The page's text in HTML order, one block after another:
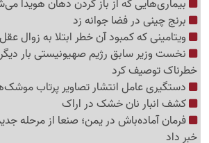
بیماری‌هایی که از باز کردن دهان هویدا
برنج چینی در فضا جوانه زد
ویتامینی که کمبود آن خطر ابتلا به زوال
نخست وزیر سابق رژیم صهیونیستی بار
خطرناک توصیف کرد
دستگیری عامل انتشار تصاویر پرتاب
کشف انبار نان خشک در اراک
فرمان آماده‌باش در یمن؛ صنعا از مرحله
خبر داد